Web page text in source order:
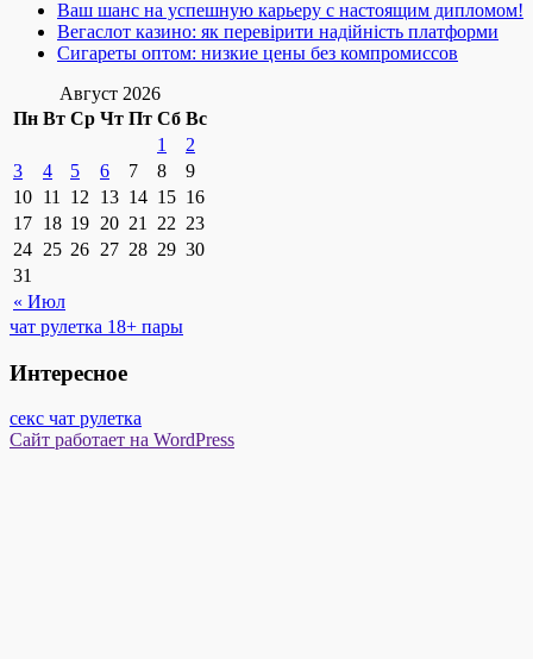
Ваш шанс на успешную карьеру с настоящим дипломом!
Вегаслот казино: як перевірити надійність платформи
Сигареты оптом: низкие цены без компромиссов
Август 2026
Пн Вт Ср Чт Пт Сб Вс
« Июл
1
2
3
4 5 6 7 8
9
10 11 12 13 14 15 16
17 18 19 20 21 22 23
24 25 26 27 28 29 30
31
чат рулетка 18+ пары
Интересное
секс чат рулетка
Сайт работает на WordPress